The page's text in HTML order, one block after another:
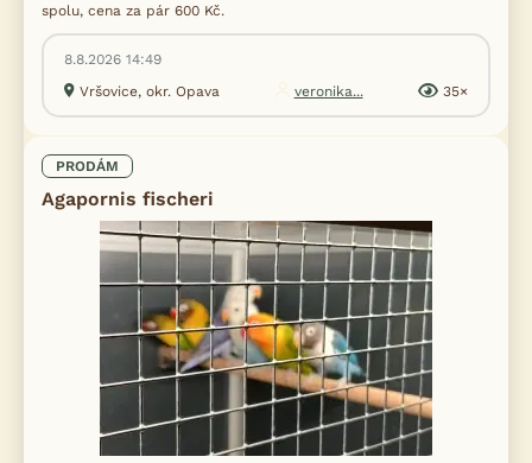
spolu, cena za pár 600 Kč.
8.8.2026 14:49
Vršovice, okr. Opava
veronika... 35×
PRODÁM
Agapornis fischeri